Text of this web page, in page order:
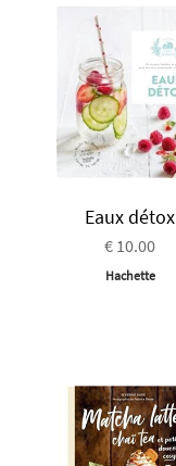
Eaux détox
€ 10.00
Hachette